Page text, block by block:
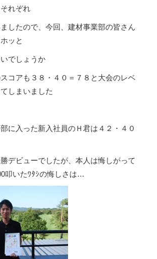
れぞれ
したので、今回、建材事業部の皆さん
ッと
でしょうか
コアも３８・４０＝７８と大会のレベ
しまいました
に入った新入社員のＨ君は４２・４０
デビューでしたが、本人は悔しがって
叩いたﾜﾀｼの悔しさは…